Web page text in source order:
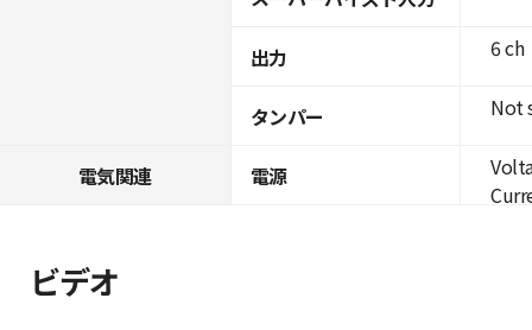
出力
タンパー
電気関連 電源
6 ch
Not
ビデオ